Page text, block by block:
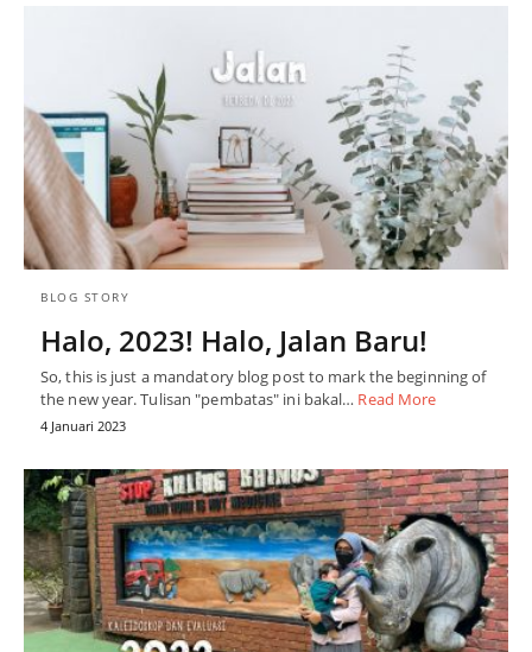
BLOG STORY
Halo, 2023! Halo, Jalan Baru!
So, this is just a mandatory blog post to mark the beginning of
the new year. Tulisan "pembatas" ini bakal… Read More
4 Januari 2023